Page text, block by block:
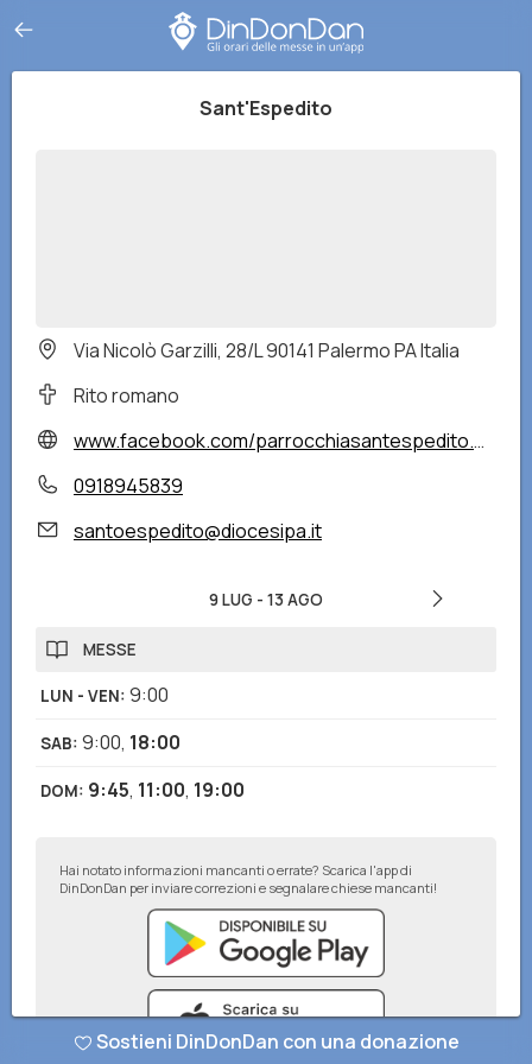
Sant'Espedito
Via Nicolò Garzilli, 28/L 90141 Palermo PA Italia
Rito romano
www.facebook.com/parrocchiasantespedito.palermo/?locale=it_IT
0918945839
santoespedito@diocesipa.it
9 LUG - 13 AGO
MESSE
LUN - VEN: 9:00
SAB: 9:00, 18:00
DOM: 9:45, 11:00, 19:00
Hai notato informazioni mancanti o errate? Scarica l'app di
DinDonDan per inviare correzioni e segnalare chiese mancanti!
Sostieni DinDonDan con una donazione